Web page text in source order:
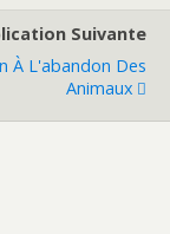
Suivante
À L'abandon Des
Animaux